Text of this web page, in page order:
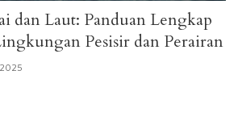
dan Laut: Panduan Lengkap
Pesisir dan Perairan